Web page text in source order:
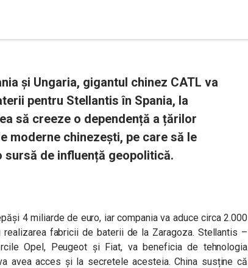
și Ungaria, gigantul chinez CATL va
pentru Stellantis în Spania, la
să creeze o dependență a țărilor
moderne chinezești, pe care să le
sursă de influență geopolitică.
4 miliarde de euro, iar compania va aduce circa 2.000
fabricii de baterii de la Zaragoza. Stellantis –
Opel, Peugeot și Fiat, va beneficia de tehnologia
avea acces și la secretele acesteia. China susține că